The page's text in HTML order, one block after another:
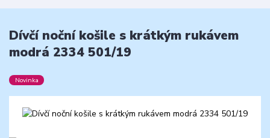
Dívčí noční košile s krátkým rukávem
modrá 2334 501/19
Novinka